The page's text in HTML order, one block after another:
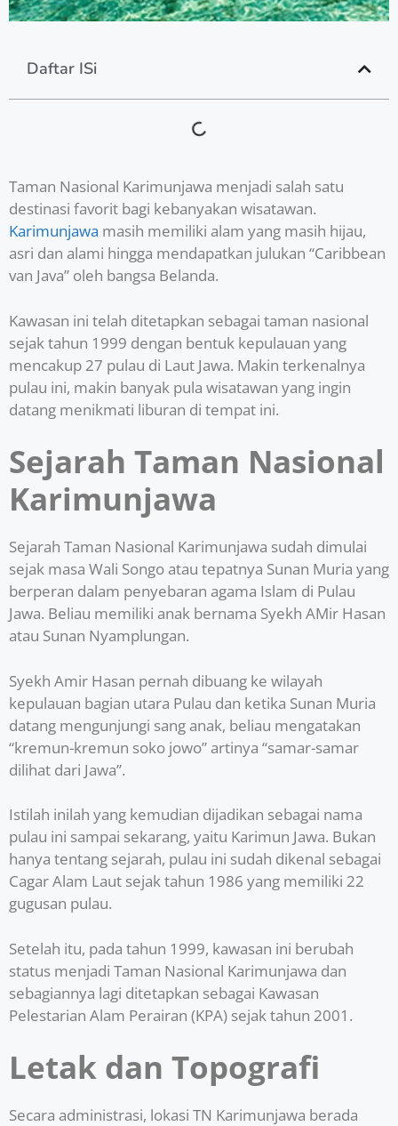
Daftar ISi
Taman Nasional Karimunjawa menjadi salah satu
destinasi favorit bagi kebanyakan wisatawan.
Karimunjawa masih memiliki alam yang masih hijau,
asri dan alami hingga mendapatkan julukan “Caribbean
van Java” oleh bangsa Belanda.
Kawasan ini telah ditetapkan sebagai taman nasional
sejak tahun 1999 dengan bentuk kepulauan yang
mencakup 27 pulau di Laut Jawa. Makin terkenalnya
pulau ini, makin banyak pula wisatawan yang ingin
datang menikmati liburan di tempat ini.
Sejarah Taman Nasional
Karimunjawa
Sejarah Taman Nasional Karimunjawa sudah dimulai
sejak masa Wali Songo atau tepatnya Sunan Muria yang
berperan dalam penyebaran agama Islam di Pulau
Jawa. Beliau memiliki anak bernama Syekh AMir Hasan
atau Sunan Nyamplungan.
Syekh Amir Hasan pernah dibuang ke wilayah
kepulauan bagian utara Pulau dan ketika Sunan Muria
datang mengunjungi sang anak, beliau mengatakan
“kremun-kremun soko jowo” artinya “samar-samar
dilihat dari Jawa”.
Istilah inilah yang kemudian dijadikan sebagai nama
pulau ini sampai sekarang, yaitu Karimun Jawa. Bukan
hanya tentang sejarah, pulau ini sudah dikenal sebagai
Cagar Alam Laut sejak tahun 1986 yang memiliki 22
gugusan pulau.
Setelah itu, pada tahun 1999, kawasan ini berubah
status menjadi Taman Nasional Karimunjawa dan
sebagiannya lagi ditetapkan sebagai Kawasan
Pelestarian Alam Perairan (KPA) sejak tahun 2001.
Letak dan Topografi
Secara administrasi, lokasi TN Karimunjawa berada